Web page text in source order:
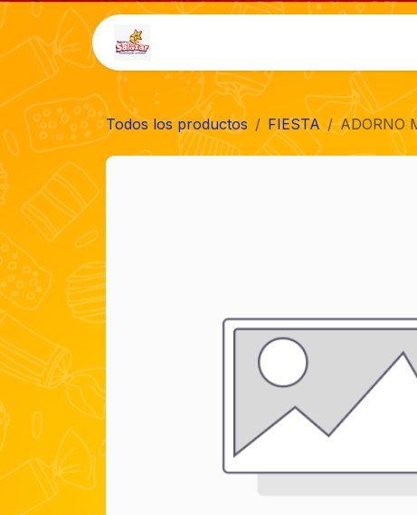
Ir al contenido
Todos los productos FIESTA ADORNO